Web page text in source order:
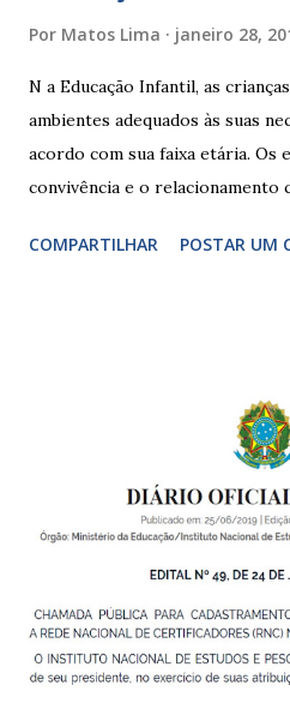
Por Matos Lima janeiro 28,
N a Educação Infantil, as
ambientes adequados às suas
acordo com sua faixa etária. Os
convivência e o relacionamento
garantir o direito das crianças a
crianças de zero a 3 anos e 11
Municipais de Educação Infantil,
a 5 anos e 11 meses; – CEMEI
Educação Infantil, que recebe
Indígena, e trabalham com cri...
COMPARTILHAR POSTAR UM